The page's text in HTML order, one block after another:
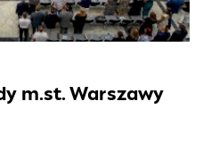
m.st. Warszawy